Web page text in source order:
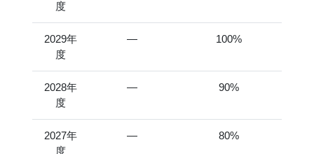
度
2029年
度
― 100%
2028年
度
― 90%
2027年
度
― 80%